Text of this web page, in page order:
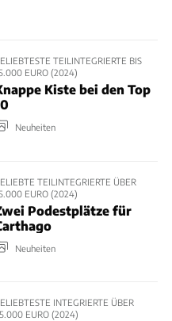
TEILINTEGRIERTE BIS
EURO (2024)
Kiste bei den Top
Neuheiten
TEILINTEGRIERTE ÜBER
EURO (2024)
Podestplätze für
Neuheiten
INTEGRIERTE ÜBER
EURO (2024)